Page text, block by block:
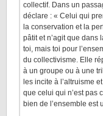
collectif. Dans un
déclare : « Celui qui
la conservation et la
pâtit et n’agit que
toi, mais toi pour
du collectivisme. Elle
à un groupe ou à une
les incite à l’altruisme
que celui qui n’est pas
bien de l’ensemble est